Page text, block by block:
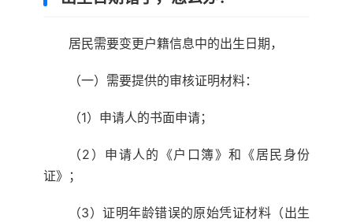
居民需要变更户籍信息中的出生日期，
（一）需要提供的审核证明材料：
（1）申请人的书面申请；
（2）申请人的《户口簿》和《居民身份
证》；
（3）证明年龄错误的原始凭证材料（出生